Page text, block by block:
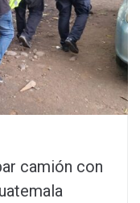
camión con